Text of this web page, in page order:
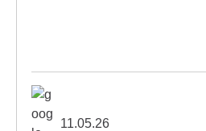
11.05.26